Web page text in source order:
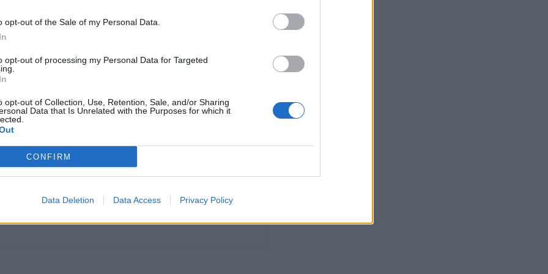
opt-out of the Sale of my Personal Data.
opt-out of processing my Personal Data for Targeted
opt-out of Collection, Use, Retention, Sale, and/or Sharing
Data that Is Unrelated with the Purposes for which it
CONFIRM
Data Deletion Data Access Privacy Policy
με υπογονιμότητα και καρκίνο
τρόφιμα ενδέχεται να συσσωρεύονται